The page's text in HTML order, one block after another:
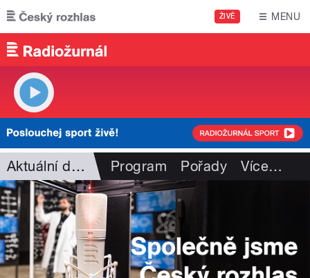
Přejít k hlavnímu obsahu
ŽIVĚ MENU
Aktuální dění Program Pořady Více…